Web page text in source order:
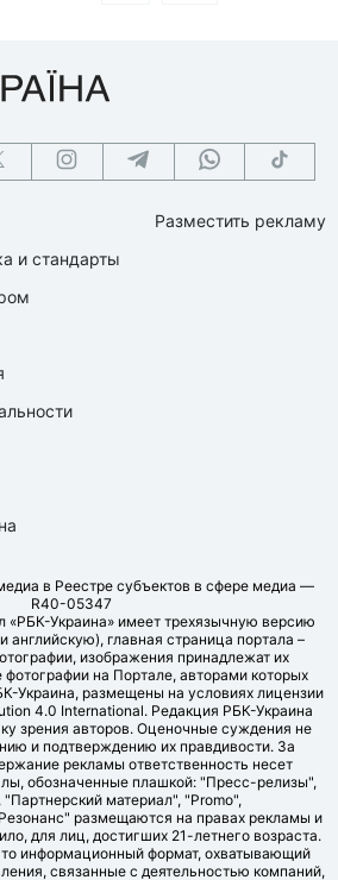
и стандарты
Разместить рекламу
в Реестре субъектов в сфере медиа —
R40-05347
«РБК-Украина» имеет трехязычную версию
английскую), главная страница портала –
изображения принадлежат их
на Портале, авторами которых
Украина, размещены на условиях лицензии
4.0 International. Редакция РБК-Украина
зрения авторов. Оценочные суждения не
и подтверждению их правдивости. За
рекламы ответственность несет
обозначенные плашкой: "Пресс-релизы",
материал", "Promo",
размещаются на правах рекламы и
для лиц, достигших 21-летнего возраста.
информационный формат, охватывающий
связанные с деятельностью компаний,